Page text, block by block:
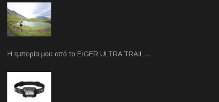
Η εμπειρία μου από το EIGER ULTRA TRAIL …